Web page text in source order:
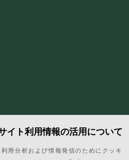
イト利用情報の活用について
用分析および情報発信のためにクッキ